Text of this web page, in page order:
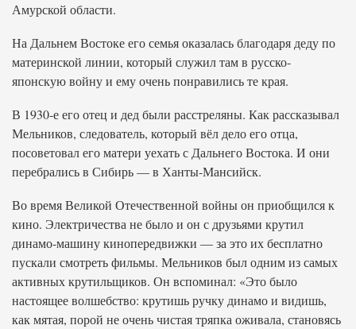
Амурской области.
На Дальнем Востоке его семья оказалась благодаря деду по
материнской линии, который служил там в русско-
японскую войну и ему очень понравились те края.
В 1930-е его отец и дед были расстреляны. Как рассказывал
Мельников, следователь, который вёл дело его отца,
посоветовал его матери уехать с Дальнего Востока. И они
перебрались в Сибирь — в Ханты-Мансийск.
Во время Великой Отечественной войны он приобщился к
кино. Электричества не было и он с друзьями крутил
динамо-машину кинопередвижки — за это их бесплатно
пускали смотреть фильмы. Мельников был одним из самых
активных крутильщиков. Он вспоминал: «Это было
настоящее волшебство: крутишь ручку динамо и видишь,
как мятая, порой не очень чистая тряпка оживала, становясь